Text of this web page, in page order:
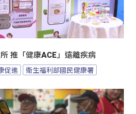
推「健康ACE」遠離疾病
促進 衛生福利部國民健康署